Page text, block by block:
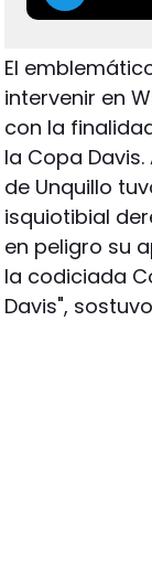
El
intervenir en
con la
la Copa
de Unquillo
isquiotibial
en peligro su
la codiciada
Davis",